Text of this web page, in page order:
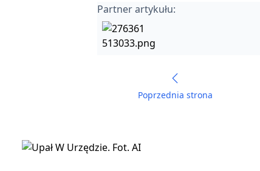
Partner artykułu:
Poprzednia strona